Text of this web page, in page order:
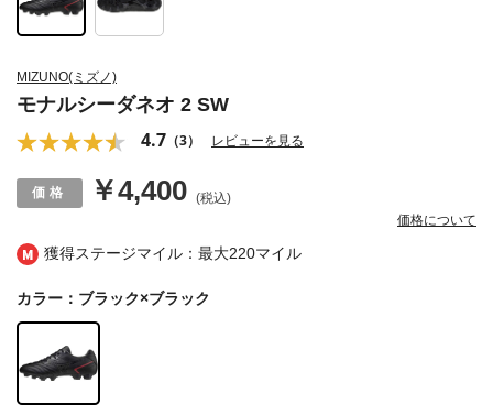
獲得ステージマイル：最大220マイル
MIZUNO(ミズノ)
モナルシーダネオ 2 SW
4.7 （3） レビューを見る
￥4,400 (税込)
価格について
カラー：ブラック×ブラック